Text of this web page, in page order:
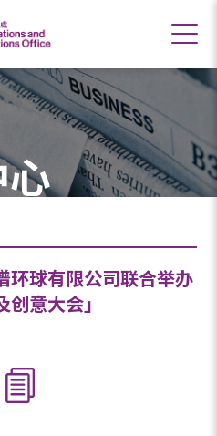
环球有限公司联合举办
创意大会」